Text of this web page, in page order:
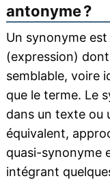
antonyme ?
Un synonyme
(expression)
semblable, voire
que le terme. Le
dans un texte ou
équivalent,
quasi-synonyme
intégrant